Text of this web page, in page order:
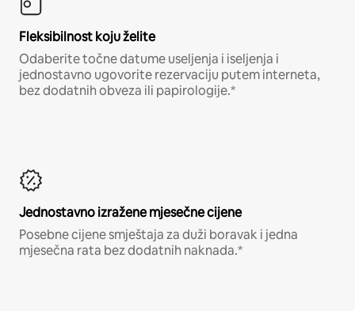
Fleksibilnost koju želite
Odaberite točne datume useljenja i iseljenja i
jednostavno ugovorite rezervaciju putem interneta,
bez dodatnih obveza ili papirologije.*
Jednostavno izražene mjesečne cijene
Posebne cijene smještaja za duži boravak i jedna
mjesečna rata bez dodatnih naknada.*